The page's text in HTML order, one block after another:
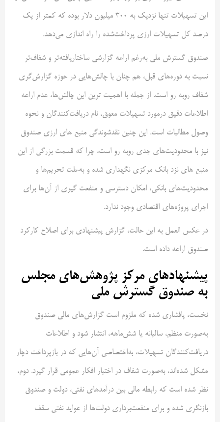
این تسهیلات تنها نزدیک به ۳۰۰ میلیون دلار بوده که کمتر از یک
درصد کل تسهیلات ارزی پرداخت‌شده را راه اندازی می‌دهد.
صندوق گسترش ملی به‌رغم اراعه گزارشی ساختاریافته‌تر و شفاف‌تر
نسبت به دوره‌های قبل، هم چنان با چالش‌هایی در حوزه گزارش‌گری
شفاف روبه رو است. از جمله با اهمیت ترین این چالش‌ها، عدم اراعه
اطلاعات دقیق درمورد تسهیلات معوق، نام دریافت‌کنندگان و نحوه
وصول مطالبات است. این چنین نقدشوندگی منبع های ارزی صندوق
نیز با محدودیت‌های جدی روبه رو است، چرا که قسمت بزرگی از این
منبع های نزد بانک مرکزی نگهداری شده و به‌علت تحریم‌ها و
محدودیت‌های بانکی، امکان دسترسی و منفعت گیری از آن‌ها برای
اجرای پروژه‌های اقتصادی وجود ندارد.
در عکس العمل به این حالت، گزارش پیشنهادی برای اصلاح کارکرد
صندوق اراعه داده است.
پیشنهاد‌های مرکز پژوهش‌های مجلس
به صندوق گسترش ملی
نخست، پافشاری شده که ملزوم است گزارش‌های مالی صندوق
به‌صورت منظم، سالیانه یا شش‌ماهه، انتشار شود و اطلاعات
دریافت‌کنندگان تسهیلات، به‌اختصاصی آن‌هایی که در بازپرداخت دچار
مشکل شده‌اند، به‌صورت شفاف در اختیار افکار عمومی قرار گیرد. دوم،
نظر شده است که رابطه مالی بین درآمدهای نفتی، دولت و صندوق
بازنگری شده و برای منفعت‌برداری دولت‌ها از عواید نفتی سقف